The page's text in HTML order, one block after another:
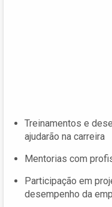
Treinamentos e
ajudarão na carreira
Mentorias com
Participação em
desempenho da